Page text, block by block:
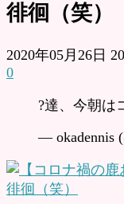
徘徊（笑）
2020年05月26日
0
?達、今朝は
— okadennis